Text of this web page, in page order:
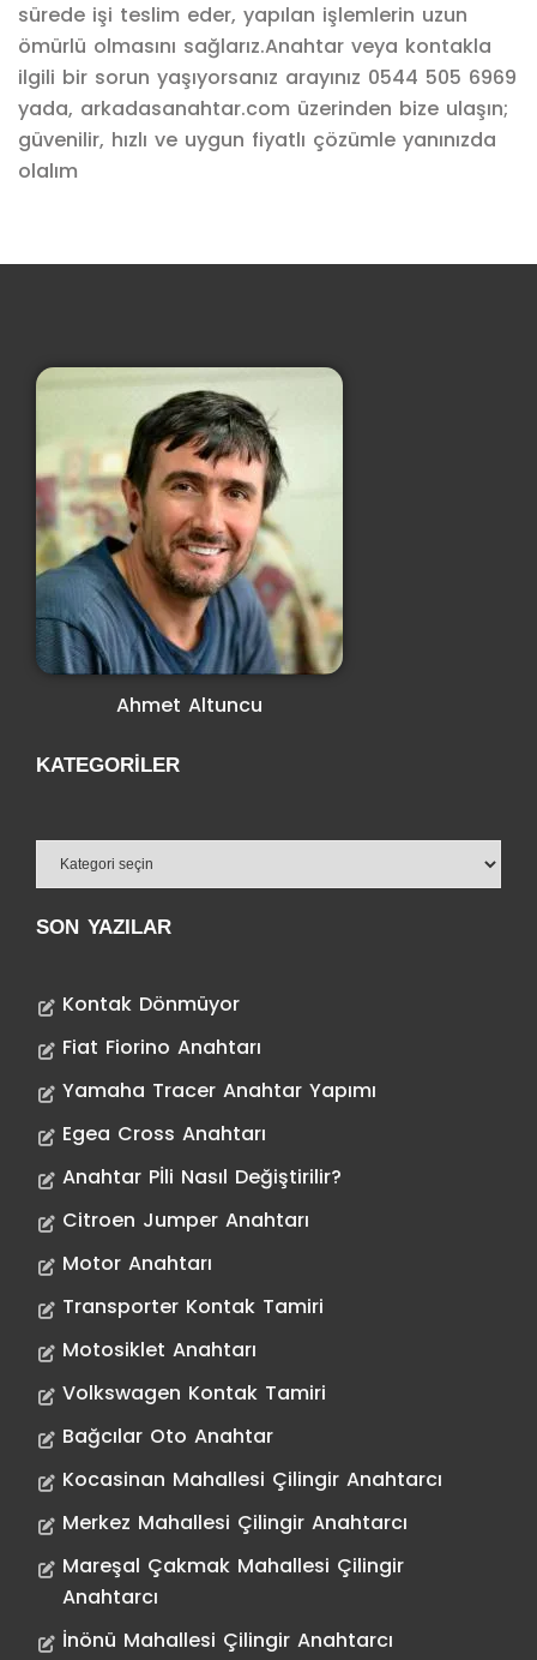
sürede işi teslim eder, yapılan işlemlerin uzun
ömürlü olmasını sağlarız.Anahtar veya kontakla
ilgili bir sorun yaşıyorsanız arayınız 0544 505 6969
yada, arkadasanahtar.com üzerinden bize ulaşın;
güvenilir, hızlı ve uygun fiyatlı çözümle yanınızda
olalım
Ahmet Altuncu
KATEGORILER
SON YAZILAR
Kontak Dönmüyor
Fiat Fiorino Anahtarı
Yamaha Tracer Anahtar Yapımı
Egea Cross Anahtarı
Anahtar Pİli Nasıl Değiştirilir?
Citroen Jumper Anahtarı
Motor Anahtarı
Transporter Kontak Tamiri
Motosiklet Anahtarı
Volkswagen Kontak Tamiri
Bağcılar Oto Anahtar
Kocasinan Mahallesi Çilingir Anahtarcı
Merkez Mahallesi Çilingir Anahtarcı
Mareşal Çakmak Mahallesi Çilingir
Anahtarcı
İnönü Mahallesi Çilingir Anahtarcı